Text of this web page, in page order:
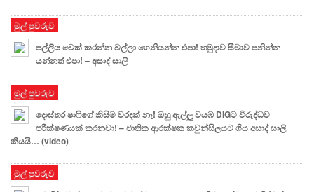
මුල් පුවරුව
පල්ලිය චෙක් කරන්න බල්ලා ගෙනියන්න එපා! හමුදාව සීමාව පනින්න
යන්නත් එපා! – අසාද් සාලි
මුල් පුවරුව
දොස්තර ෂාෆිගේ කිසිම වරදක් නෑ! ඔහු ඇල්ලූ වයඹ DIGට විරුද්ධව
පරීක්ෂණයක් කරනවා! – ජාතික ආරක්ෂක කවුන්සිලයට ගිය අසාද් සාලි
කියයි… (video)
මුල් පුවරුව